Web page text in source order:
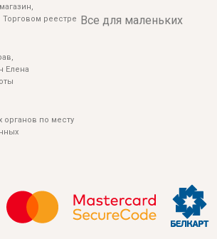
реестре
Елена
по месту
Все для маленьких